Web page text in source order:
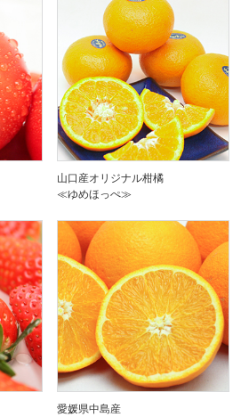
山口産オリジナル柑橘
≪ゆめほっぺ≫
愛媛県中島産